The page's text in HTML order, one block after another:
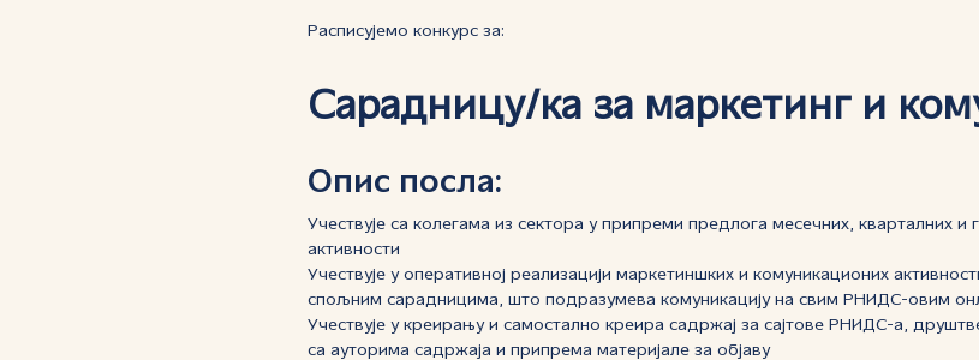
Расписујемо конкурс за:
Сарадницу/ка за маркетинг и
Опис посла:
Учествује са колегама из сектора у припреми предлога месечних, кварталних
активности
Учествује у оперативној реализацији маркетиншких и комуникационих
спољним сарадницима, што подразумева комуникацију на свим РНИДС-овим
Учествује у креирању и самостално креира садржај за сајтове РНИДС-а,
са ауторима садржаја и припрема материјале за објаву